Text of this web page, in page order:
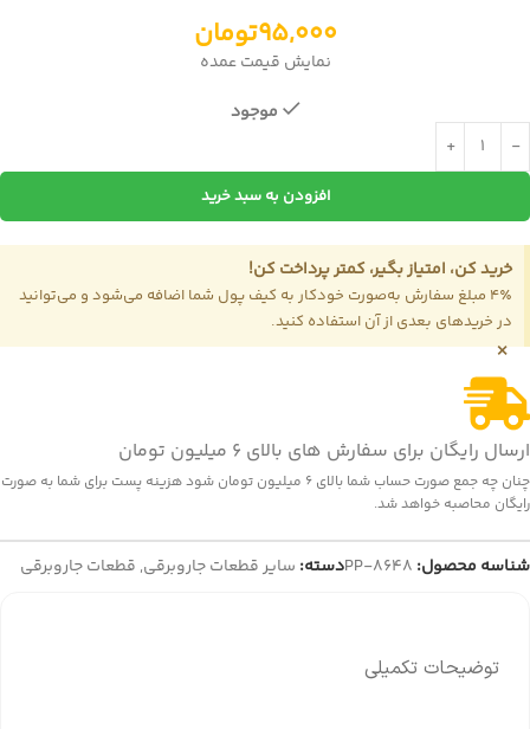
95,000تومان
نمایش قیمت عمده
موجود
افزودن به سبد خرید
خرید کن، امتیاز بگیر، کمتر پرداخت کن!
4٪ مبلغ سفارش به‌صورت خودکار به کیف پول شما اضافه می‌شود و می‌توانید
در خریدهای بعدی از آن استفاده کنید.
×
ارسال رایگان برای سفارش های بالای 6 میلیون تومان
چنان چه جمع صورت حساب شما بالای 6 میلیون تومان شود هزینه پست برای شما به صورت
رایگان محاصبه خواهد شد.
شناسه محصول: PP-8648دسته: سایر قطعات جاروبرقی, قطعات جاروبرقی
توضیحات تکمیلی